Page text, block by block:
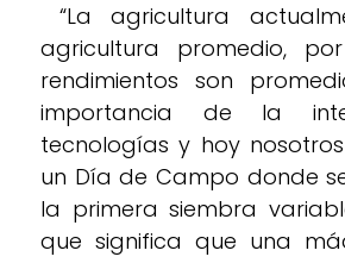
“La agricultura
agricultura promedio,
rendimientos son
importancia de la
tecnologías y hoy
un Día de Campo donde
la primera siembra
que significa que una